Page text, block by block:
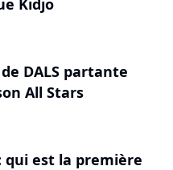
Kidjo
DALS partante
All Stars
qui est la première